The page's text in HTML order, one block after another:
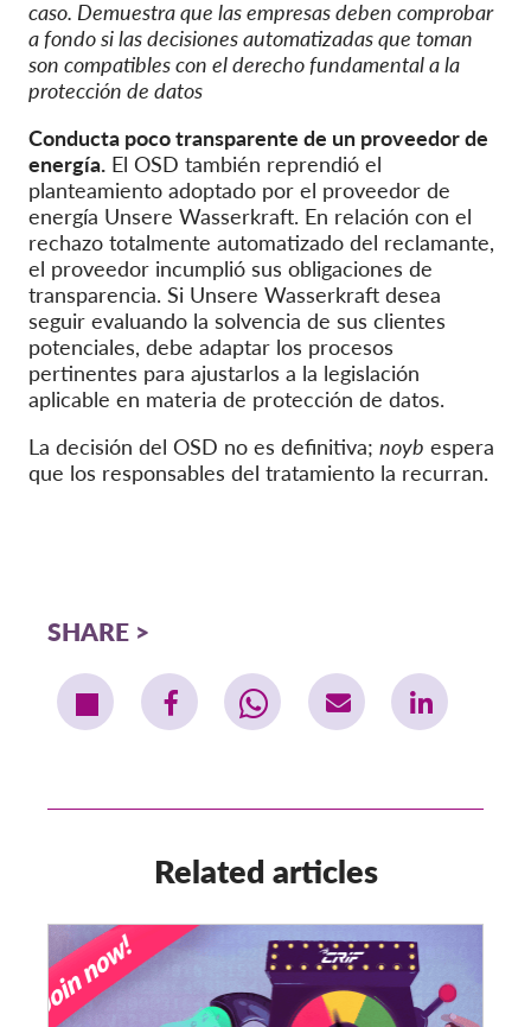
caso. Demuestra que las empresas deben comprobar
a fondo si las decisiones automatizadas que toman
son compatibles con el derecho fundamental a la
protección de datos
Conducta poco transparente de un proveedor de
energía. El OSD también reprendió el
planteamiento adoptado por el proveedor de
energía Unsere Wasserkraft. En relación con el
rechazo totalmente automatizado del reclamante,
el proveedor incumplió sus obligaciones de
transparencia. Si Unsere Wasserkraft desea
seguir evaluando la solvencia de sus clientes
potenciales, debe adaptar los procesos
pertinentes para ajustarlos a la legislación
aplicable en materia de protección de datos.
La decisión del OSD no es definitiva; noyb espera
que los responsables del tratamiento la recurran.
SHARE
Related articles